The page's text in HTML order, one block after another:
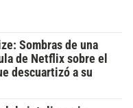
Sombras de una
de Netflix sobre el
descuartizó a su